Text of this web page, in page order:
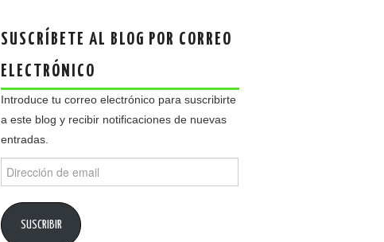
SUSCRÍBETE AL BLOG POR CORREO
ELECTRÓNICO
Introduce tu correo electrónico para suscribirte
a este blog y recibir notificaciones de nuevas
entradas.
de
SUSCRIBIR